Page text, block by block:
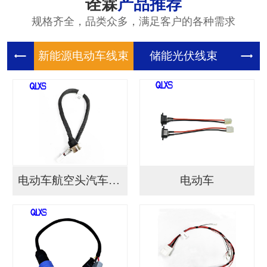
诠霖产品推荐
规格齐全，品类众多，满足客户的各种需求
新能源电 储能光伏
电动车航空头汽车连接... 电动车